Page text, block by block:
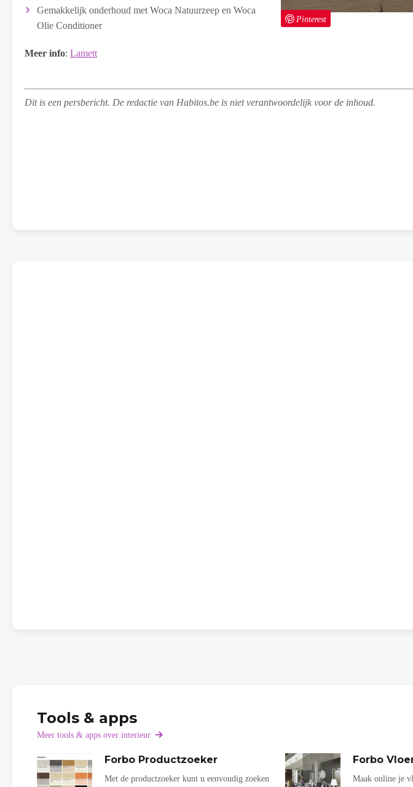
Pinterest
Gemakkelijk onderhoud met Woca Natuurzeep en Woca
Olie Conditioner
Meer info: Lamett
Dit is een persbericht. De redactie van Habitos.be is niet verantwoordelijk voor de inhoud.
Tools & apps
Meer tools & apps over interieur
Forbo Productzoeker
Met de productzoeker kunt u eenvoudig zoeken
Forbo
Maak online je